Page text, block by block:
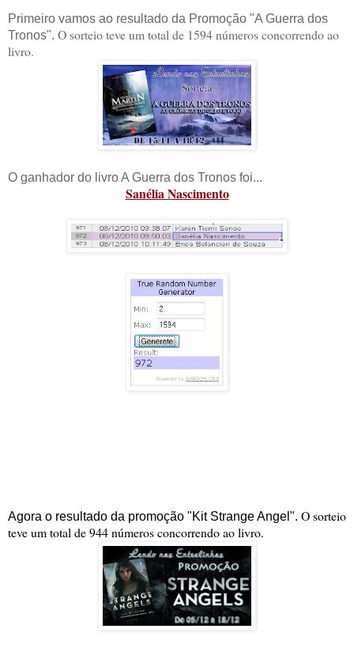
Primeiro vamos ao resultado da Promoção "A Guerra dos
Tronos". O sorteio teve um total de 1594 números concorrendo ao
livro.
O ganhador do livro A Guerra dos Tronos foi...
Sanélia Nascimento
Agora o resultado da promoção "Kit Strange Angel". O sorteio
teve um total de 944 números concorrendo ao livro.